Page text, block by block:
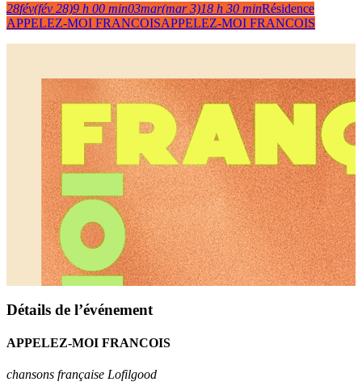
28fév(fév 28)9 h 00 min03mar(mar 3)18 h 30 minRésidence
APPELEZ-MOI FRANCOISAPPELEZ-MOI FRANCOIS
Détails de l’événement
APPELEZ-MOI FRANCOIS
chansons française Lofilgood